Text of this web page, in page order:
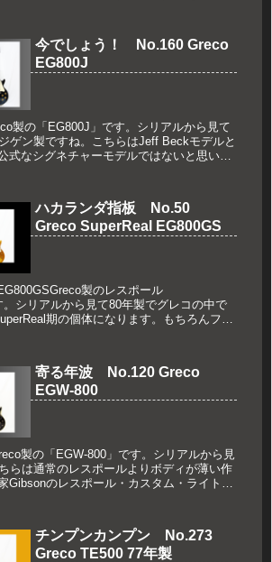
今でしょう！ No.160 Greco
EG800J
製の「EG800J」です。シリアルから見て
ゲン製ですね。こちらはJeff Beckモデルと
式なシグネチャーモデルではないと思いま
ハカランダ指板 No.50
Greco SuperReal EG800GS
製のレスポール
。シリアルから見て80年製でグレコの中で
期の個体になります。もちろんフジ
寄る年波 No.120 Greco
EGW-800
製の「EGW-800」です。シリアルから見
らは通常のレスポールよりボディが薄い作
Gibsonのレスポール・カスタム・ライトを
チンプンカンプン No.273
Greco TE500 77年製